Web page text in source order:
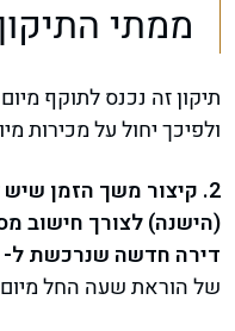
ממתי
ולפיכך יחול על מכירות
2. קיצור משך הזמן
(הישנה) לצורך חישוב
דירה חדשה שנרכשת ל- 18 חודש.
של הוראת שעה החל מיום 1/5/2016 ועד 30/4/2021.